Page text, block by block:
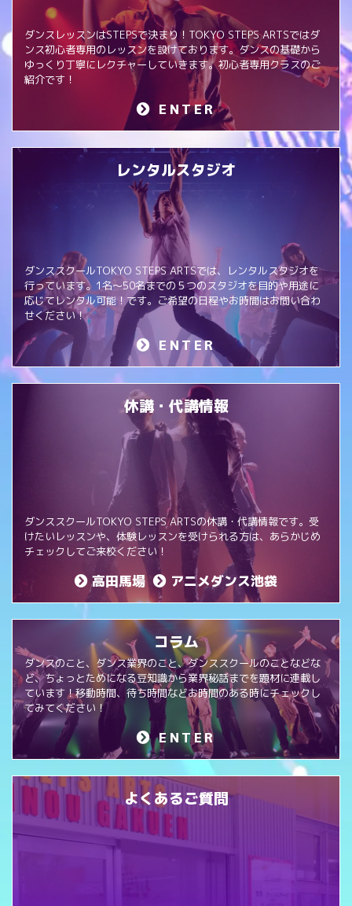
ダンスレッスンはSTEPSで決まり！TOKYO STEPS ARTSではダ
ンス初心者専用のレッスンを設けております。ダンスの基礎から
ゆっくり丁寧にレクチャーしていきます。初心者専用クラスのご
紹介です！
ENTER
レンタルスタジオ
ダンススクールTOKYO STEPS ARTSでは、レンタルスタジオを
行っています。1名～50名までの５つのスタジオを目的や用途に
応じてレンタル可能！です。ご希望の日程やお時間はお問い合わ
せください！
ENTER
休講・代講情報
ダンススクールTOKYO STEPS ARTSの休講・代講情報です。受
けたいレッスンや、体験レッスンを受けられる方は、あらかじめ
チェックしてご来校ください！
高田馬場 アニメダンス池袋
コラム
ダンスのこと、ダンス業界のこと、ダンススクールのことなどな
ど、ちょっとためになる豆知識から業界秘話までを題材に連載し
ています！移動時間、待ち時間などお時間のある時にチェックし
てみてください！
ENTER
よくあるご質問